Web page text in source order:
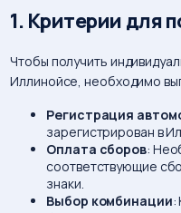
1. Критерии для
Чтобы получить
Иллинойсе, необходимо
Регистрация
зарегистрирован в
Оплата сборов:
соответствующие
знаки.
Выбор комбинации: